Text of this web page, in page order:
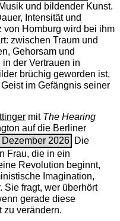
und bildender Kunst.
Intensität und
von Homburg wird bei ihm
zwischen Traum und
Gehorsam und
der Vertrauen in
brüchig geworden ist,
im Gefängnis seiner
mit The ­Hearing
auf die Berliner
Dezember 2026 Die
Frau, die in ein
Revolution beginnt,
Imagination,
Sie fragt, wer überhört
gerade diese
zu verändern.